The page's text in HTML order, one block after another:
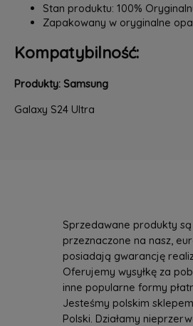
Stan produktu: 100%
Zapakowany w oryginalne
Kompatybilność:
Produkty: Samsung
Galaxy S24 Ultra
Sprzedawane produkty są
przeznaczone na nasz,
posiadają gwarancję
Oferujemy wysyłkę za
inne popularne formy
Jesteśmy polskim
Polski. Działamy